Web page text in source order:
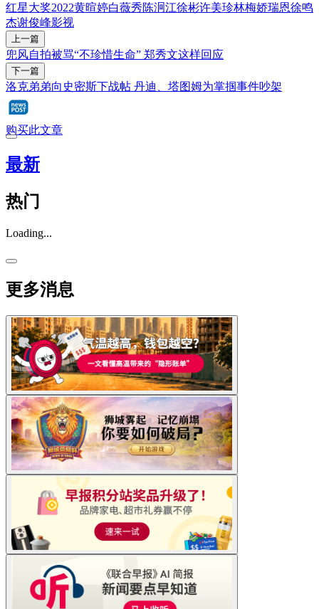
红星大奖2022黄暄婷白薇秀陈泂江徐彬许美珍林梅娇瑞恩徐鸣
杰谢俊峰影视
上一篇
兜风自拍被骂“不珍惜生命” 郑秀文这样回应
下一篇
洛克弟弟向史密斯下战帖 丹迪、塔图姆为掌掴事件吵架
购买此文章
最新
热门
Loading...
更多消息